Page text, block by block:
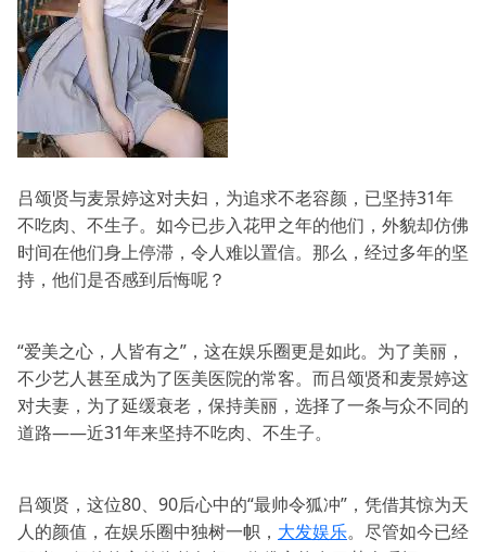
吕颂贤与麦景婷这对夫妇，为追求不老容颜，已坚持31年
不吃肉、不生子。如今已步入花甲之年的他们，外貌却仿佛
时间在他们身上停滞，令人难以置信。那么，经过多年的坚
持，他们是否感到后悔呢？
“爱美之心，人皆有之”，这在娱乐圈更是如此。为了美丽，
不少艺人甚至成为了医美医院的常客。而吕颂贤和麦景婷这
对夫妻，为了延缓衰老，保持美丽，选择了一条与众不同的
道路——近31年来坚持不吃肉、不生子。
吕颂贤，这位80、90后心中的“最帅令狐冲”，凭借其惊为天
人的颜值，在娱乐圈中独树一帜， 大发娱乐。尽管如今已经